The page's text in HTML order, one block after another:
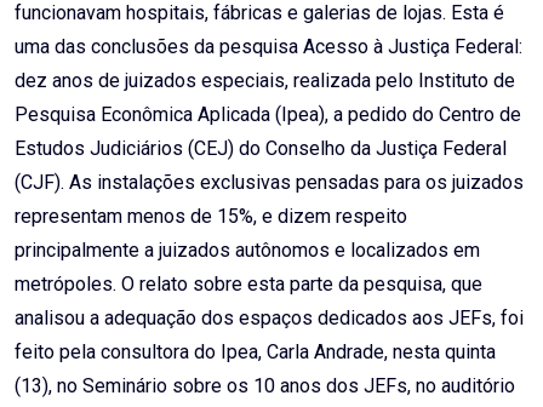
funcionavam hospitais, fábricas e galerias de lojas. Esta é
uma das conclusões da pesquisa Acesso à Justiça Federal:
dez anos de juizados especiais, realizada pelo Instituto de
Pesquisa Econômica Aplicada (Ipea), a pedido do Centro de
Estudos Judiciários (CEJ) do Conselho da Justiça Federal
(CJF). As instalações exclusivas pensadas para os juizados
representam menos de 15%, e dizem respeito
principalmente a juizados autônomos e localizados em
metrópoles. O relato sobre esta parte da pesquisa, que
analisou a adequação dos espaços dedicados aos JEFs, foi
feito pela consultora do Ipea, Carla Andrade, nesta quinta
(13), no Seminário sobre os 10 anos dos JEFs, no auditório